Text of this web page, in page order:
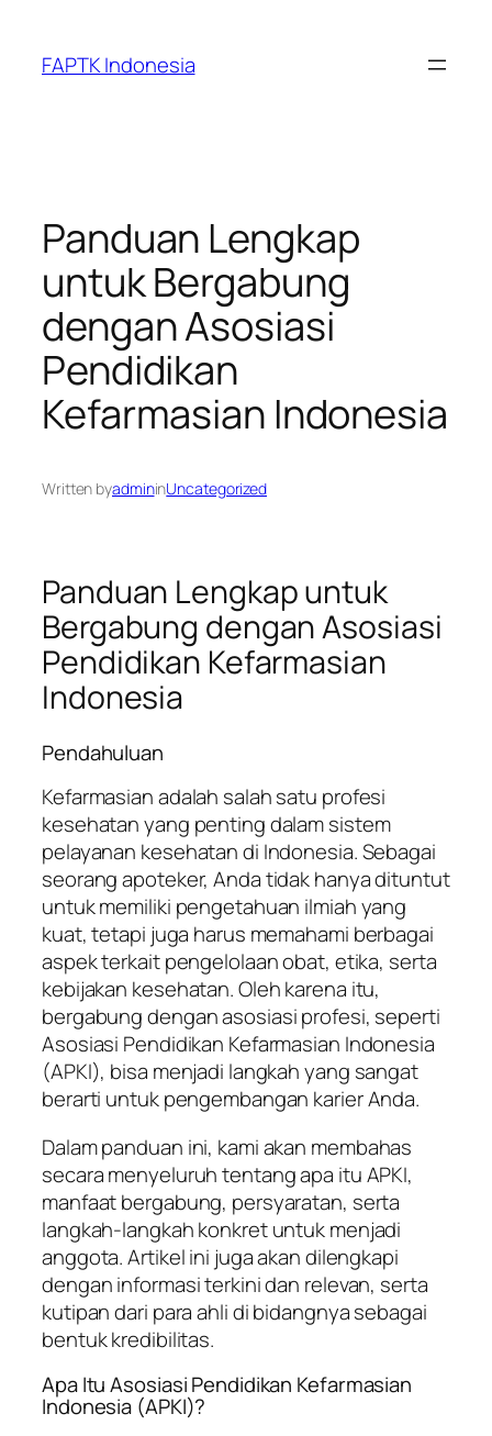
content
FAPTK Indonesia
Panduan Lengkap
untuk Bergabung
dengan Asosiasi
Pendidikan
Kefarmasian Indonesia
Written byadmininUncategorized
Panduan Lengkap untuk
Bergabung dengan Asosiasi
Pendidikan Kefarmasian
Indonesia
Pendahuluan
Kefarmasian adalah salah satu profesi
kesehatan yang penting dalam sistem
pelayanan kesehatan di Indonesia. Sebagai
seorang apoteker, Anda tidak hanya dituntut
untuk memiliki pengetahuan ilmiah yang
kuat, tetapi juga harus memahami berbagai
aspek terkait pengelolaan obat, etika, serta
kebijakan kesehatan. Oleh karena itu,
bergabung dengan asosiasi profesi, seperti
Asosiasi Pendidikan Kefarmasian Indonesia
(APKI), bisa menjadi langkah yang sangat
berarti untuk pengembangan karier Anda.
Dalam panduan ini, kami akan membahas
secara menyeluruh tentang apa itu APKI,
manfaat bergabung, persyaratan, serta
langkah-langkah konkret untuk menjadi
anggota. Artikel ini juga akan dilengkapi
dengan informasi terkini dan relevan, serta
kutipan dari para ahli di bidangnya sebagai
bentuk kredibilitas.
Apa Itu Asosiasi Pendidikan Kefarmasian
Indonesia (APKI)?